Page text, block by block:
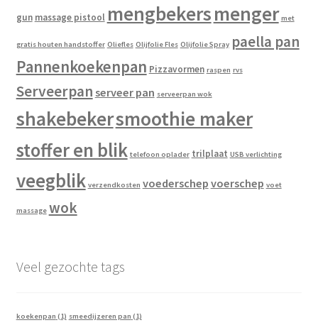
gun massage pistool mengbekersmenger met
gratis houten handstoffer Oliefles Olijfolie Fles Olijfolie Spray paella pan
Pannenkoekenpan Pizzavormen raspen rvs
Serveerpan serveer pan serveerpan wok
shakebekersmoothie maker
stoffer en blik telefoon oplader trilplaat USB verlichting
veegblik verzendkosten voederschep voerschep voet
massage wok
Veel gezochte tags
koekenpan (1) smeedijzeren pan (1)